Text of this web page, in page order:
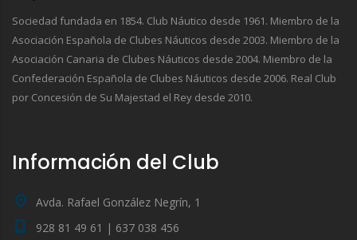
Sociedad fundada en 1854. Club Náutico desde 1961. Miembro de la
Asociación Española de Clubes Náuticos desde 2003. Miembro de la
Asociación Canaria de Clubes Náuticos desde 2004. Miembro de la
Confederación Española de Clubes Náuticos desde 2006. Real Club
por Concesión de Su Majestad el Rey desde 2010.
Información del Club
Avda. Rafael González Negrín, 1
928 81 49 61 | 637 038 456